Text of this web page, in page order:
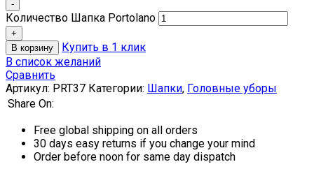
Количество Шапка Portolano
В корзину
Купить в 1 клик
В список желаний
Сравнить
Артикул: PRT37 Категории: Шапки, Головные уборы
Share On:
Free global shipping on all orders
30 days easy returns if you change your mind
Order before noon for same day dispatch